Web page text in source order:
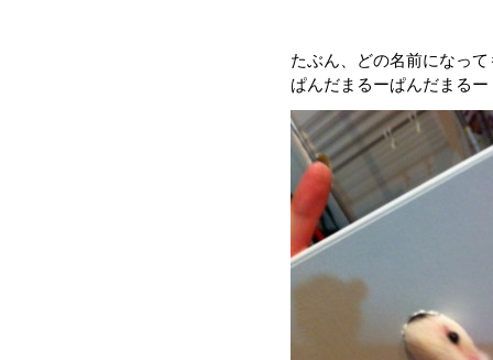
たぶん、どの名前になっ
ぱんだまるーぱんだまるー